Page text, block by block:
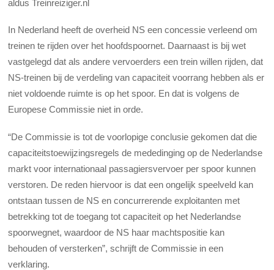
aldus Treinreiziger.nl
In Nederland heeft de overheid NS een concessie verleend om
treinen te rijden over het hoofdspoornet. Daarnaast is bij wet
vastgelegd dat als andere vervoerders een trein willen rijden, dat
NS-treinen bij de verdeling van capaciteit voorrang hebben als er
niet voldoende ruimte is op het spoor. En dat is volgens de
Europese Commissie niet in orde.
“De Commissie is tot de voorlopige conclusie gekomen dat die
capaciteitstoewijzingsregels de mededinging op de Nederlandse
markt voor internationaal passagiersvervoer per spoor kunnen
verstoren. De reden hiervoor is dat een ongelijk speelveld kan
ontstaan tussen de NS en concurrerende exploitanten met
betrekking tot de toegang tot capaciteit op het Nederlandse
spoorwegnet, waardoor de NS haar machtspositie kan
behouden of versterken”, schrijft de Commissie in een
verklaring.